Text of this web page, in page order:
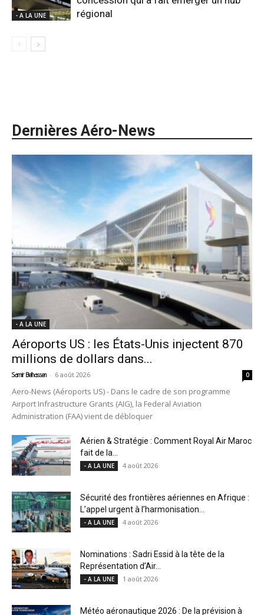
- A LA UNE
régional
Dernières Aéro-News
- A LA UNE
Aéroports US : les États-Unis injectent 870
millions de dollars dans...
Samir Belhassen - 6 août 2026 0
Aero-News (Aéroports US) - Dans le cadre de son programme
Airport Infrastructure Grants (AIG), la Federal Aviation
Administration (FAA) vient de débloquer
Aérien & Stratégie : Comment Royal Air Maroc
fait de la...
- A LA UNE 4 août 2026
Sécurité des frontières aériennes en Afrique :
L’appel urgent à l’harmonisation...
- A LA UNE 4 août 2026
Nominations : Sadri Essid à la tête de la
Représentation d’Air...
- A LA UNE 1 août 2026
Météo aéronautique 2026 : De la prévision à